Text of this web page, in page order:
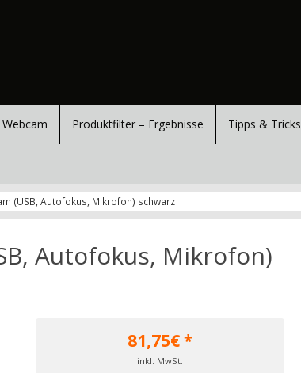
Produktfilter – Ergebnisse Tipps & Tricks
(USB, Autofokus, Mikrofon) schwarz
Autofokus, Mikrofon)
81,75€ *
inkl. MwSt.